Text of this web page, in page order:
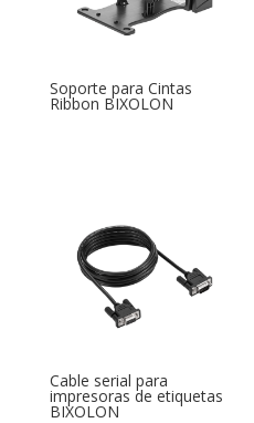
Soporte para Cintas
Ribbon BIXOLON
Cable serial para
impresoras de etiquetas
BIXOLON